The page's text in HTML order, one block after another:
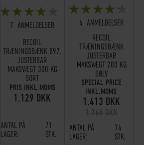
BEDØMMELSE:
80%
7 ANMELDELSER
RECOIL
TRÆNINGSBÆNK B97,
JUSTERBAR
MAKSVÆGT 300 KG
SORT
PRIS INKL.MOMS
1.129 DKK
ANTAL PÅ
LAGER:
71
STK.
BEDØMMELSE:
83%
4 ANMELDELSER
RECOIL
TRÆNINGSBÆNK
JUSTERBAR
MAKSVÆGT 200 KG
SØLV
SPECIAL PRICE
INKL.MOMS
1.413 DKK
1.768 DKK
ANTAL PÅ
LAGER:
74
STK.